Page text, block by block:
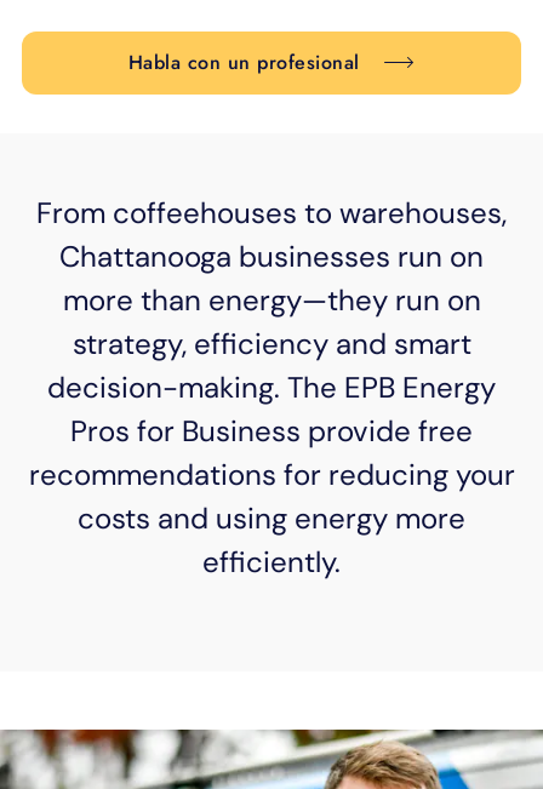
Habla con un profesional
From coffeehouses to warehouses,
Chattanooga businesses run on
more than energy—they run on
strategy, efficiency and smart
decision-making. The EPB Energy
Pros for Business provide free
recommendations for reducing your
costs and using energy more
efficiently.